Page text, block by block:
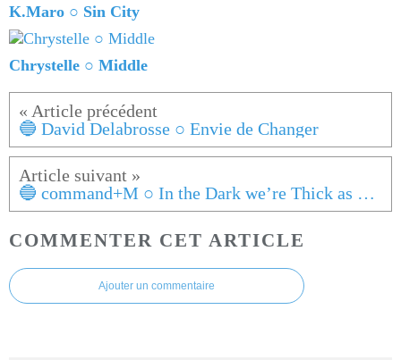
K.Maro ○ Sin City
Chrystelle ○ Middle
🔵 David Delabrosse ○ Envie de Changer
🔵 command+M ○ In the Dark we’re Thick as Thieves
COMMENTER CET ARTICLE
Ajouter un commentaire